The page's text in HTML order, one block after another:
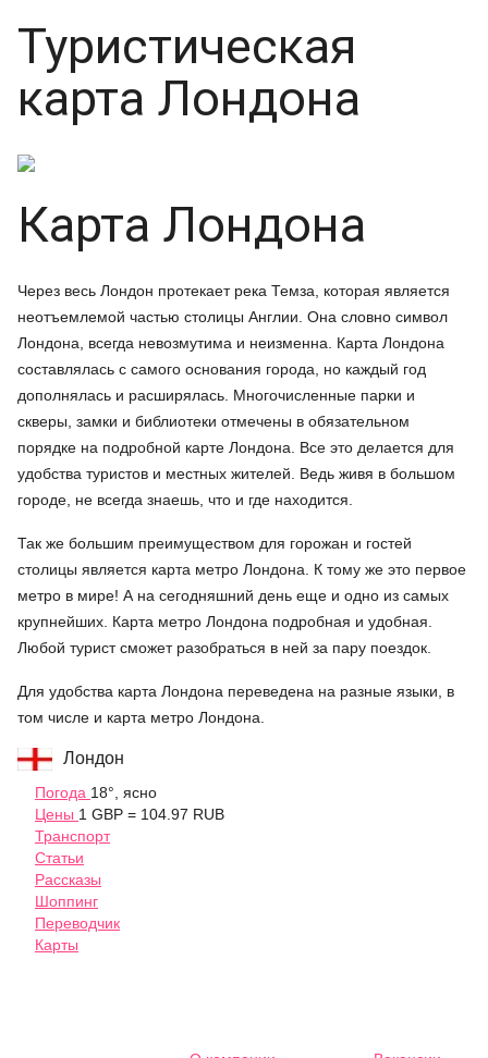
Туристическая
карта Лондона
Карта Лондона
Через весь Лондон протекает река Темза, которая является
неотъемлемой частью столицы Англии. Она словно символ
Лондона, всегда невозмутима и неизменна. Карта Лондона
составлялась с самого основания города, но каждый год
дополнялась и расширялась. Многочисленные парки и
скверы, замки и библиотеки отмечены в обязательном
порядке на подробной карте Лондона. Все это делается для
удобства туристов и местных жителей. Ведь живя в большом
городе, не всегда знаешь, что и где находится.
Так же большим преимуществом для горожан и гостей
столицы является карта метро Лондона. К тому же это первое
метро в мире! А на сегодняшний день еще и одно из самых
крупнейших. Карта метро Лондона подробная и удобная.
Любой турист сможет разобраться в ней за пару поездок.
Для удобства карта Лондона переведена на разные языки, в
том числе и карта метро Лондона.
Лондон
Погода 18°, ясно
Цены 1 GBP = 104.97 RUB
Транспорт
Статьи
Рассказы
Шоппинг
Переводчик
Карты